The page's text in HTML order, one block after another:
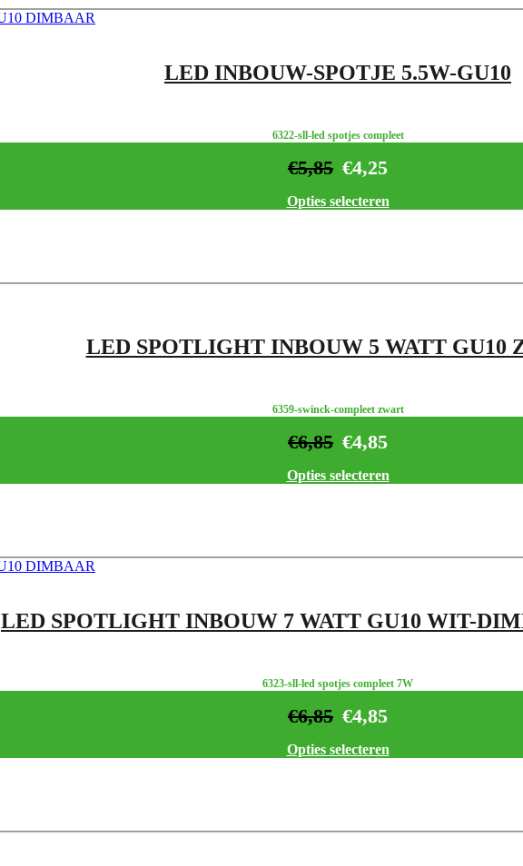
LED INBOUW-SPOTJE 5.5W-GU10
6322-sll-led spotjes compleet
€4,25
€5,85
Opties selecteren
LED SPOTLIGHT INBOUW 5 WATT GU10
6359-swinck-compleet zwart
€4,85
€6,85
Opties selecteren
LED SPOTLIGHT INBOUW 7 WATT GU10 WIT-
6323-sll-led spotjes compleet 7W
€4,85
€6,85
Opties selecteren